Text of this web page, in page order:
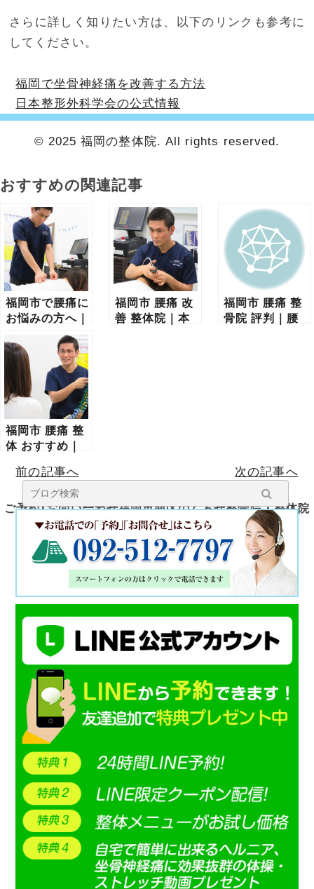
さらに詳しく知りたい方は、以下のリンクも参考に
してください。
福岡で坐骨神経痛を改善する方法
日本整形外科学会の公式情報
© 2025 福岡の整体院. All rights reserved.
おすすめの関連記事
福岡市で腰痛に
お悩みの方へ｜
歩くと痛い腰痛
の原因と改善方
福岡市 腰痛 改
善 整体院｜本
福岡市 腰痛 整
骨院 評判｜腰
福岡市 腰痛 整
体 おすすめ｜
院の選び方と根
本改善の考え方
前の記事へ 次の記事へ
ご予約･お問い合わせ福岡市南区のくろせ整骨院・整体院